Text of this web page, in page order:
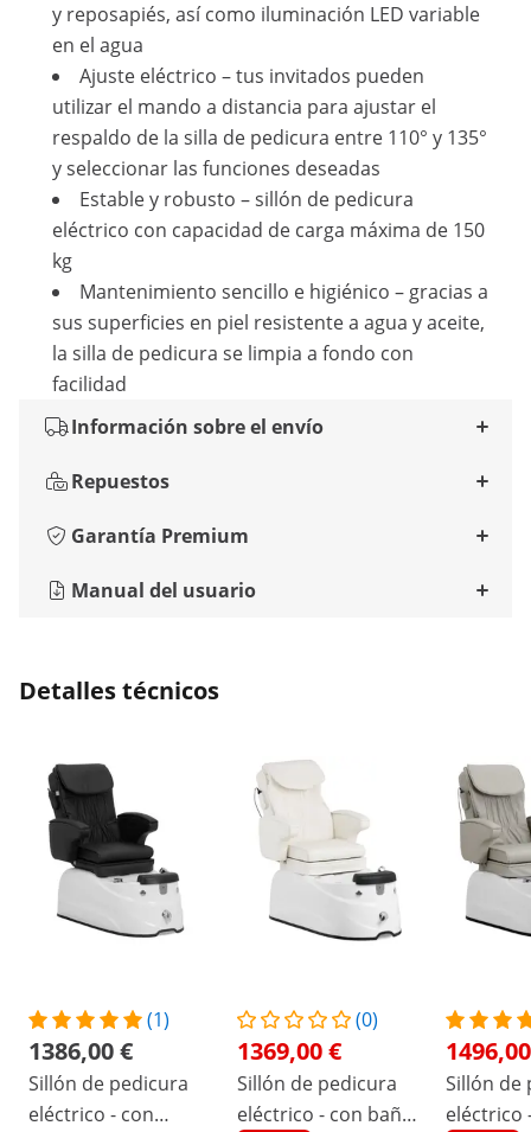
y reposapiés, así como iluminación LED variable
en el agua
Ajuste eléctrico – tus invitados pueden
utilizar el mando a distancia para ajustar el
respaldo de la silla de pedicura entre 110° y 135°
y seleccionar las funciones deseadas
Estable y robusto – sillón de pedicura
eléctrico con capacidad de carga máxima de 150
kg
Mantenimiento sencillo e higiénico – gracias a
sus superficies en piel resistente a agua y aceite,
la silla de pedicura se limpia a fondo con
facilidad
Información sobre el envío
Repuestos
Garantía Premium
Manual del usuario
Detalles técnicos
(1)
1386,00 €
Sillón de pedicura
eléctrico - con
(0)
1369,00 €
Sillón de pedicura
eléctrico - con baño
Sillón de
eléctrico